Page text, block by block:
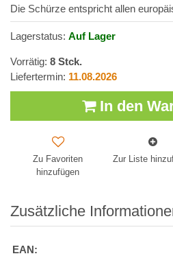
Die Schürze entspricht allen
Lagerstatus: Auf Lager
Vorrätig: 8 Stck.
Liefertermin: 11.08.2026
In den
Zu Favoriten
hinzufügen
Zur Liste
Zusätzliche
EAN: